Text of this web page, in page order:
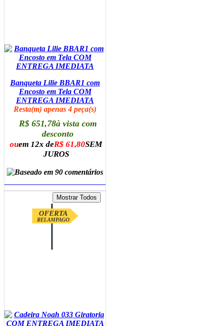
Banqueta Lilie BBAR1 com
Encosto em Tela COM
ENTREGA IMEDIATA
Resta(m) apenas 4 peça(s)
R$ 651,78à vista com
desconto
ouem 12x deR$ 61,80SEM
JUROS
OFERTA
RELAMPAGO